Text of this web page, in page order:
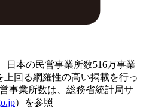
日本の民営事業所数516万事業
上回る網羅性の高い掲載を行っ
事業所数は、総務省統計局サ
）を参照